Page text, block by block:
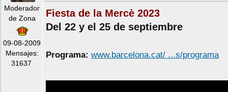
Moderador
de Zona
09-08-2009
Mensajes:
31637
Fiesta de la Mercè 2023
Del 22 y el 25 de septiembre
Programa: www.barcelona.cat/ ...s/programa